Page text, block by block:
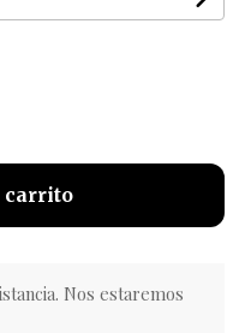
carrito
Nos estaremos